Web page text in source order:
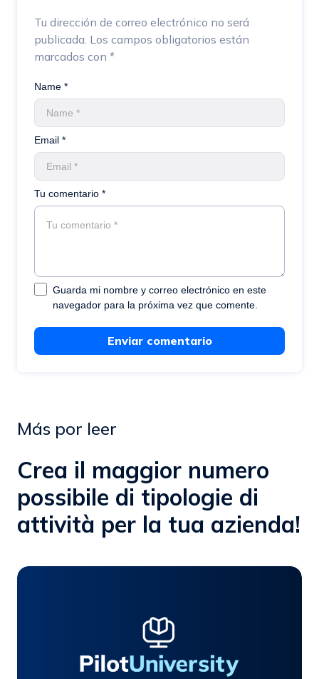
Tu dirección de correo electrónico no será
publicada. Los campos obligatorios están
marcados con *
Tu comentario *
Name *
Email *
Guarda mi nombre y correo electrónico en este
navegador para la próxima vez que comente.
Enviar comentario
Más por leer
Crea il maggior numero
possibile di tipologie di
attività per la tua azienda!